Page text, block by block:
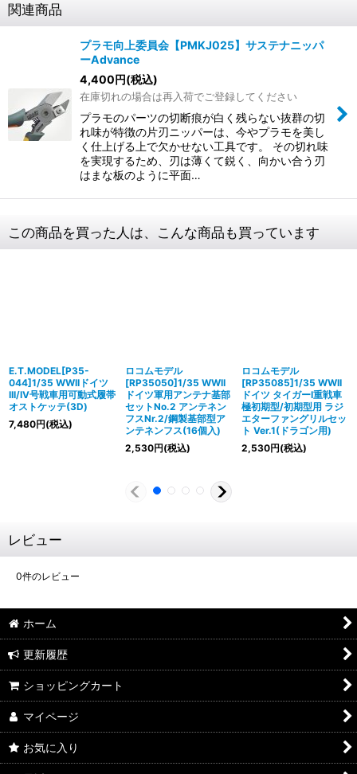
関連商品
プラモ向上委員会【PMKJ025】サステナニッパ
ーAdvance
4,400円(税込)
在庫切れの場合は再入荷でご登録してください
プラモのパーツの切断痕が白く残らない抜群の切
れ味が特徴の片刃ニッパーは、今やプラモを美し
く仕上げる上で欠かせない工具です。 その切れ味
を実現するため、刃は薄くて鋭く、向かい合う刃
はまな板のように平面…
この商品を買った人は、こんな商品も買っています
E.T.MODEL[P35-
044]1/35 WWIIドイツ
III/IV号戦車用可動式履帯
オストケッテ(3D)
7,480円(税込)
ロコムモデル
[RP35050]1/35 WWII
ドイツ軍用アンテナ基部
セットNo.2 アンテネン
フスNr.2/鋼製基部型ア
ンテネンフス(16個入)
2,530円(税込)
ロコムモデル
[RP35085]1/35 WWII
ドイツ タイガーI重戦車
極初期型/初期型用 ラジ
エターファングリルセッ
ト Ver.1(ドラゴン用)
2,530円(税込)
レビュー
0件のレビュー
ホーム
更新履歴
ショッピングカート
マイページ
お気に入り